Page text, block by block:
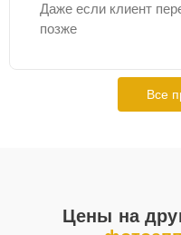
Даже если клиент
позже
Все
Цены на